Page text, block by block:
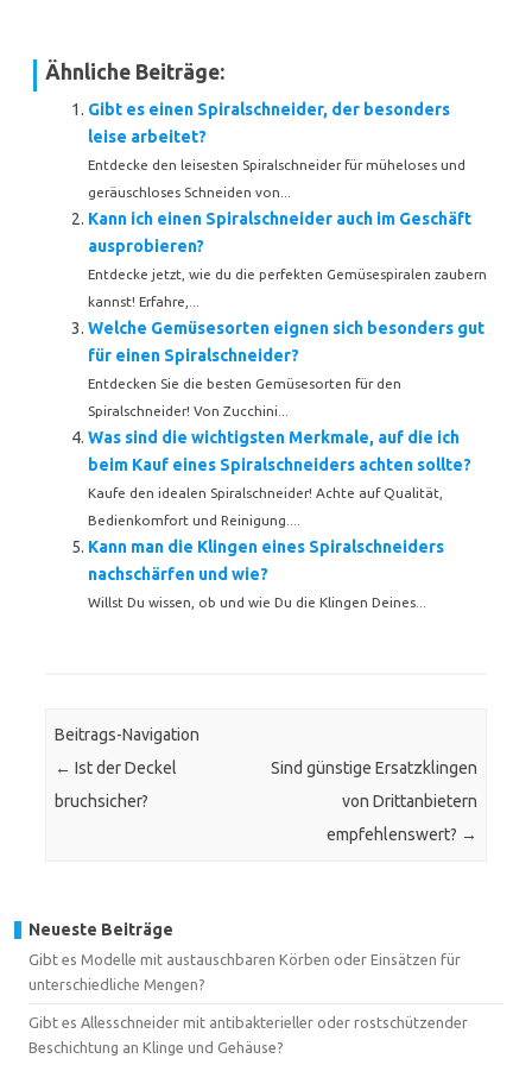
Ähnliche Beiträge:
Gibt es einen Spiralschneider, der besonders
leise arbeitet?
Entdecke den leisesten Spiralschneider für müheloses und
geräuschloses Schneiden von...
Kann ich einen Spiralschneider auch im Geschäft
ausprobieren?
Entdecke jetzt, wie du die perfekten Gemüsespiralen zaubern
kannst! Erfahre,...
Welche Gemüsesorten eignen sich besonders gut
für einen Spiralschneider?
Entdecken Sie die besten Gemüsesorten für den
Spiralschneider! Von Zucchini...
Was sind die wichtigsten Merkmale, auf die ich
beim Kauf eines Spiralschneiders achten sollte?
Kaufe den idealen Spiralschneider! Achte auf Qualität,
Bedienkomfort und Reinigung....
Kann man die Klingen eines Spiralschneiders
nachschärfen und wie?
Willst Du wissen, ob und wie Du die Klingen Deines...
Beitrags-Navigation
← Ist der Deckel
bruchsicher?
Sind günstige Ersatzklingen
von Drittanbietern
empfehlenswert? →
Neueste Beiträge
Gibt es Modelle mit austauschbaren Körben oder Einsätzen für
unterschiedliche Mengen?
Gibt es Allesschneider mit antibakterieller oder rostschützender
Beschichtung an Klinge und Gehäuse?